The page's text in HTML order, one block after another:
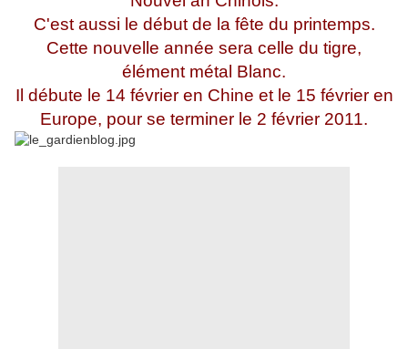
C'est aussi le début de la fête du printemps.
Cette nouvelle année sera celle du tigre,
élément métal Blanc.
Il débute le 14 février en Chine et le 15 février en
Europe, pour se terminer le 2 février 2011.